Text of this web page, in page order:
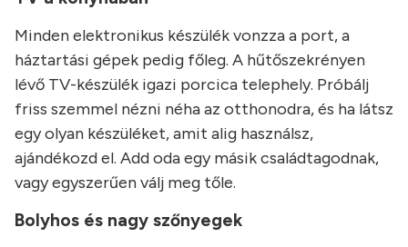
Minden elektronikus készülék vonzza a port, a
háztartási gépek pedig főleg. A hűtőszekrényen
lévő TV-készülék igazi porcica telephely. Próbálj
friss szemmel nézni néha az otthonodra, és ha látsz
egy olyan készüléket, amit alig használsz,
ajándékozd el. Add oda egy másik családtagodnak,
vagy egyszerűen válj meg tőle.
Bolyhos és nagy szőnyegek